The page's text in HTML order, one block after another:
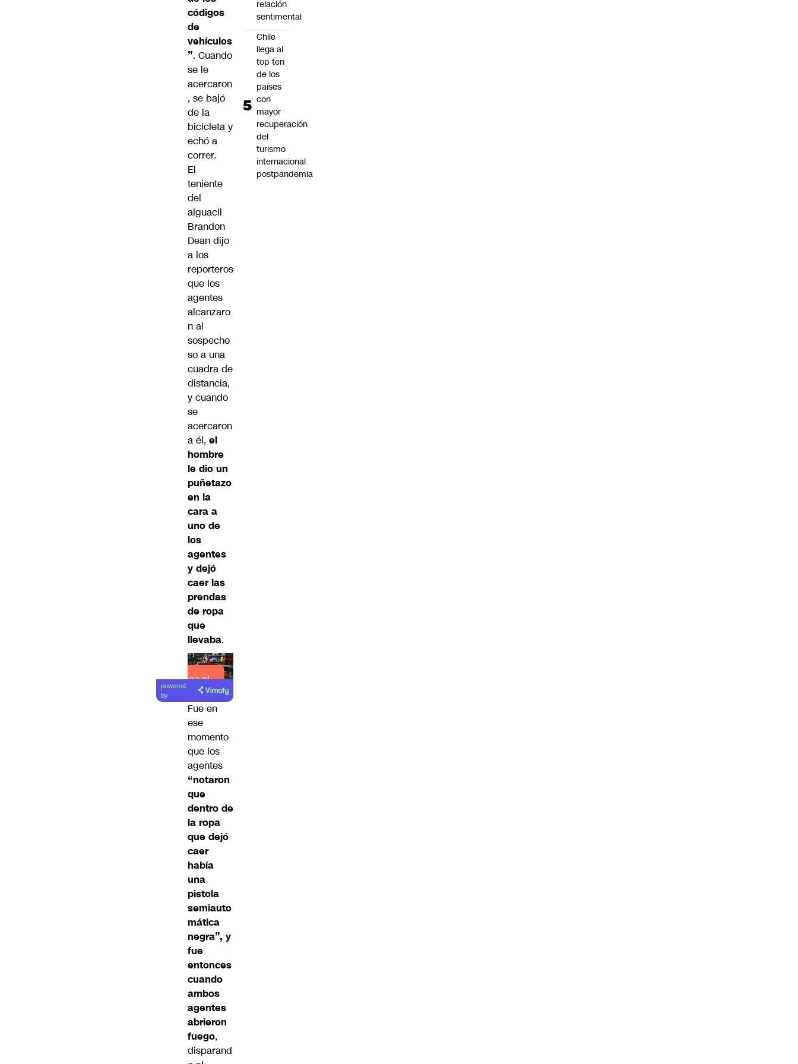
códigos
de
vehículos
”. Cuando
se le
acercaron
, se bajó
de la
bicicleta y
echó a
correr.
El
teniente
del
alguacil
Brandon
Dean dijo
a los
reporteros
que los
agentes
alcanzaro
n al
sospecho
so a una
cuadra de
distancia,
y cuando
se
acercaron
a él, el
hombre
le dio un
puñetazo
en la
cara a
uno de
los
agentes
y dejó
caer las
prendas
de ropa
que
llevaba.
Lea el
artículo
powered
by
Fue en
ese
momento
que los
agentes
“notaron
que
dentro de
la ropa
que dejó
caer
había
una
pistola
semiauto
mática
negra”, y
fue
entonces
cuando
ambos
agentes
abrieron
fuego,
disparand
relación
sentimental
Chile
llega al
top ten
de los
países
con
mayor
recuperación
del
turismo
internacional
postpandemia